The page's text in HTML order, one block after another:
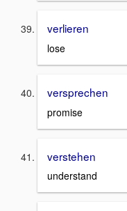
verlieren
lose
versprechen
promise
verstehen
understand